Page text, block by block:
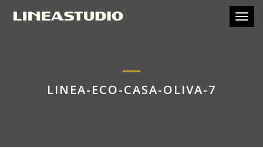
LINEA-ECO-CASA-OLIVA-7